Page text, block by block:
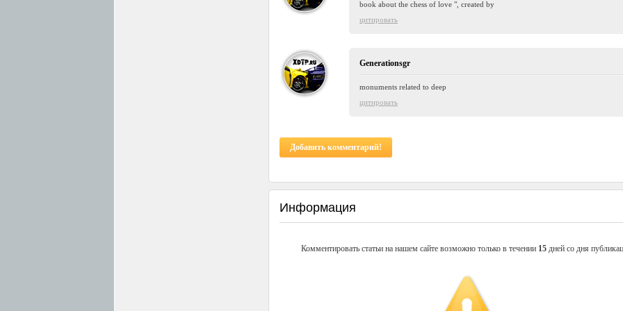
book about the chess of love ", created by
цитировать
Generationsgr
monuments related to deep
цитировать
Добавить комментарий!
Информация
Комментировать статьи на нашем сайте возможно только в течении 15дней со дня